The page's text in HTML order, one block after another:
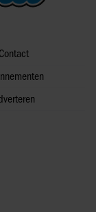
met andere
ze hebben
website blijft
Contact